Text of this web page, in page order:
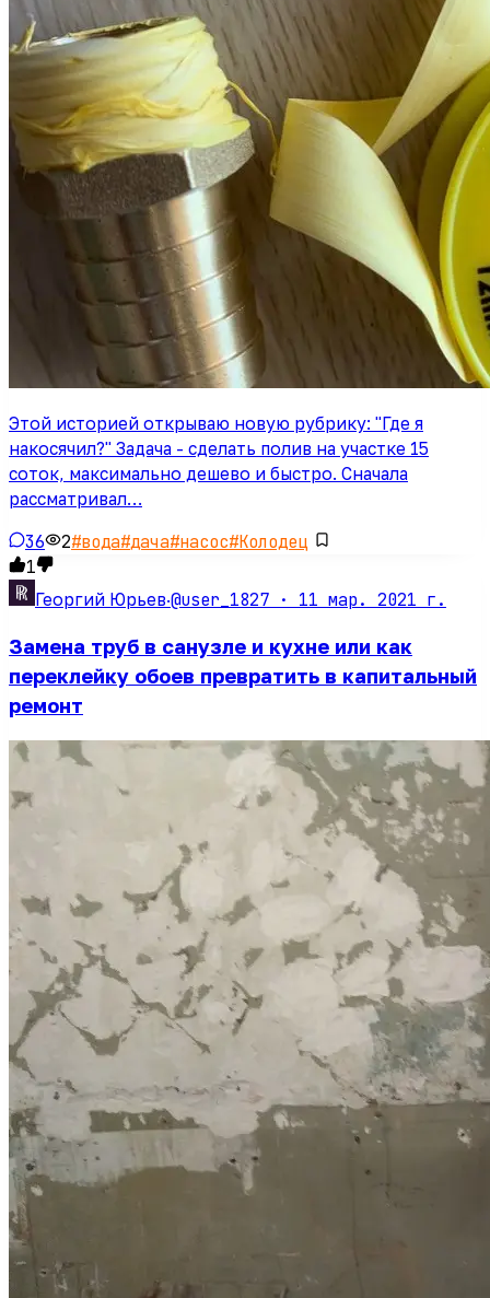
Этой историей открываю новую рубрику: "Где я
накосячил?" Задача - сделать полив на участке 15
соток, максимально дешево и быстро. Сначала
рассматривал…
36 2#вода#дача#насос#Колодец
1
Георгий Юрьев·@user_1827 · 11 мар. 2021 г.
Замена труб в санузле и кухне или как
переклейку обоев превратить в капитальный
ремонт